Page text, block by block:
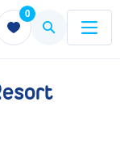
0
Menu Menu